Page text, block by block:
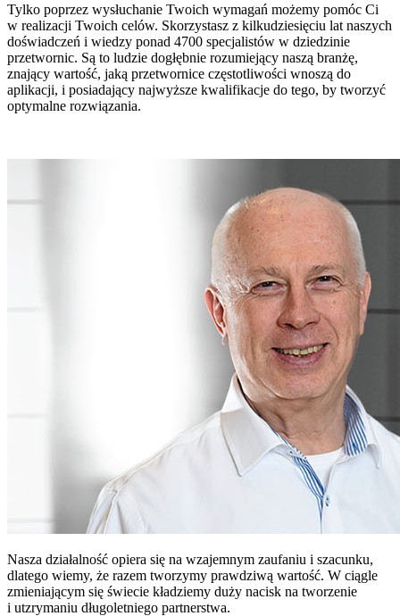
Tylko poprzez wysłuchanie Twoich wymagań możemy pomóc Ci
w realizacji Twoich celów. Skorzystasz z kilkudziesięciu lat naszych
doświadczeń i wiedzy ponad 4700 specjalistów w dziedzinie
przetwornic. Są to ludzie dogłębnie rozumiejący naszą branżę,
znający wartość, jaką przetwornice częstotliwości wnoszą do
aplikacji, i posiadający najwyższe kwalifikacje do tego, by tworzyć
optymalne rozwiązania.
Nasza działalność opiera się na wzajemnym zaufaniu i szacunku,
dlatego wiemy, że razem tworzymy prawdziwą wartość. W ciągle
zmieniającym się świecie kładziemy duży nacisk na tworzenie
i utzrymaniu długoletniego partnerstwa.